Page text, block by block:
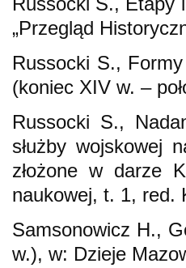
„Przegląd
Russocki S.,
(koniec XIV w. –
Russocki S.,
służby wojskowej
złożone w darze
naukowej, t. 1, red.
Samsonowicz H.,
w.), w: Dzieje